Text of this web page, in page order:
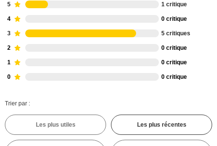
5 1 critique
4 0 critique
3 5 critiques
2 0 critique
1 0 critique
0 0 critique
Trier par :
Les plus utiles Les plus récentes